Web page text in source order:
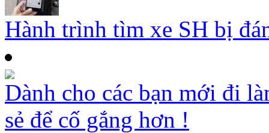
Hành trình tìm xe SH bị
Dành cho các bạn mới đi
sẻ để cố gắng hơn !